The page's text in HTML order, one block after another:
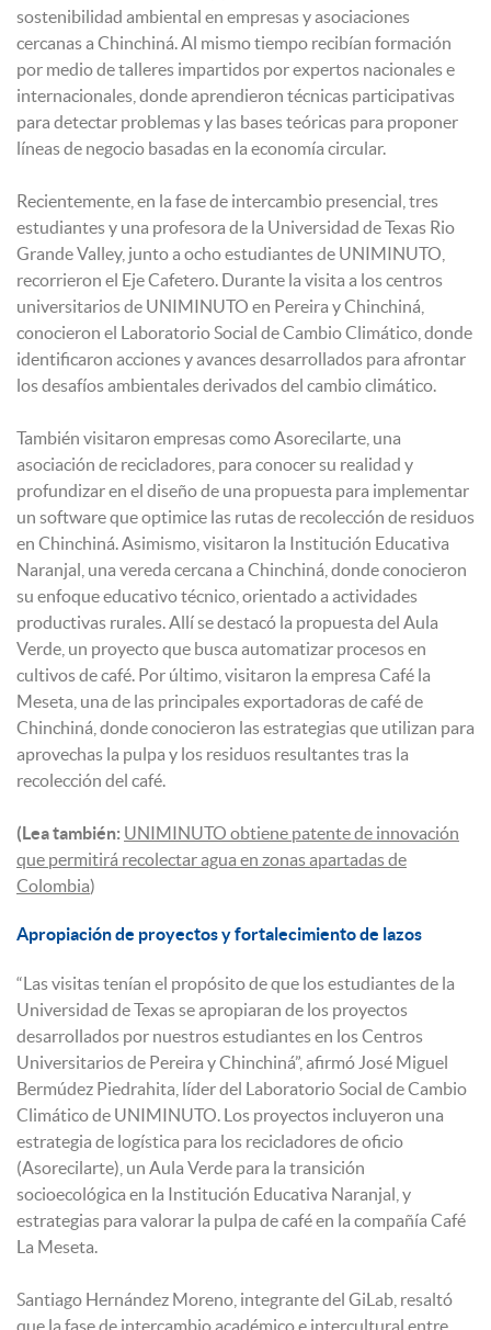
sostenibilidad ambiental en empresas y asociaciones
cercanas a Chinchiná. Al mismo tiempo recibían formación
por medio de talleres impartidos por expertos nacionales e
internacionales, donde aprendieron técnicas participativas
para detectar problemas y las bases teóricas para proponer
líneas de negocio basadas en la economía circular.
Recientemente, en la fase de intercambio presencial, tres
estudiantes y una profesora de la Universidad de Texas Rio
Grande Valley, junto a ocho estudiantes de UNIMINUTO,
recorrieron el Eje Cafetero. Durante la visita a los centros
universitarios de UNIMINUTO en Pereira y Chinchiná,
conocieron el Laboratorio Social de Cambio Climático, donde
identificaron acciones y avances desarrollados para afrontar
los desafíos ambientales derivados del cambio climático.
También visitaron empresas como Asorecilarte, una
asociación de recicladores, para conocer su realidad y
profundizar en el diseño de una propuesta para implementar
un software que optimice las rutas de recolección de residuos
en Chinchiná. Asimismo, visitaron la Institución Educativa
Naranjal, una vereda cercana a Chinchiná, donde conocieron
su enfoque educativo técnico, orientado a actividades
productivas rurales. Allí se destacó la propuesta del Aula
Verde, un proyecto que busca automatizar procesos en
cultivos de café. Por último, visitaron la empresa Café la
Meseta, una de las principales exportadoras de café de
Chinchiná, donde conocieron las estrategias que utilizan para
aprovechas la pulpa y los residuos resultantes tras la
recolección del café.
(Lea también: UNIMINUTO obtiene patente de innovación
que permitirá recolectar agua en zonas apartadas de
Colombia)
Apropiación de proyectos y fortalecimiento de lazos
“Las visitas tenían el propósito de que los estudiantes de la
Universidad de Texas se apropiaran de los proyectos
desarrollados por nuestros estudiantes en los Centros
Universitarios de Pereira y Chinchiná”, afirmó José Miguel
Bermúdez Piedrahita, líder del Laboratorio Social de Cambio
Climático de UNIMINUTO. Los proyectos incluyeron una
estrategia de logística para los recicladores de oficio
(Asorecilarte), un Aula Verde para la transición
socioecológica en la Institución Educativa Naranjal, y
estrategias para valorar la pulpa de café en la compañía Café
La Meseta.
Santiago Hernández Moreno, integrante del GiLab, resaltó
que la fase de intercambio académico e intercultural entre